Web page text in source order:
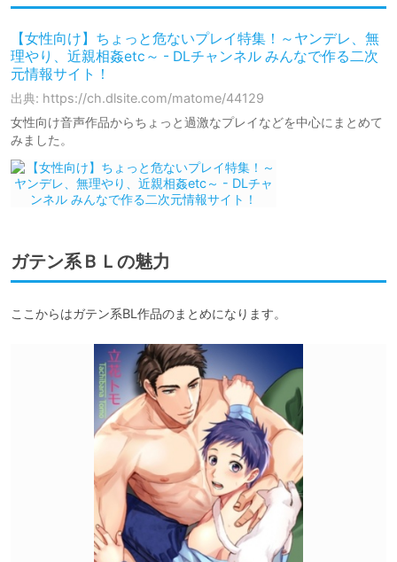
【女性向け】ちょっと危ないプレイ特集！～ヤンデレ、無
理やり、近親相姦etc～ - DLチャンネル みんなで作る二次
元情報サイト！
出典: https://ch.dlsite.com/matome/44129
女性向け音声作品からちょっと過激なプレイなどを中心にまとめて
みました。
ガテン系ＢＬの魅力
ここからはガテン系BL作品のまとめになります。